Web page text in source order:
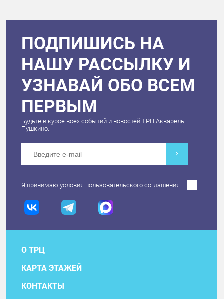
ПОДПИШИСЬ НА
НАШУ РАССЫЛКУ И
УЗНАВАЙ ОБО ВСЕМ
ПЕРВЫМ
Будьте в курсе всех событий и новостей ТРЦ Акварель
Пушкино.
Я принимаю условия пользовательского соглашения
О ТРЦ
КАРТА ЭТАЖЕЙ
КОНТАКТЫ